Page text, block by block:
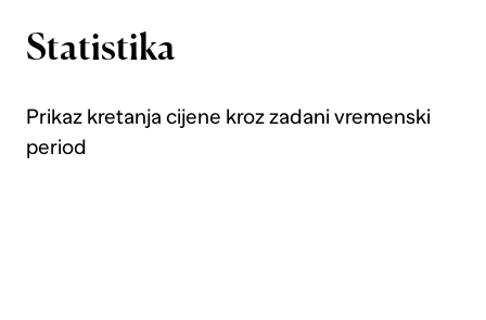
Statistika
Prikaz kretanja cijene kroz zadani vremenski
period